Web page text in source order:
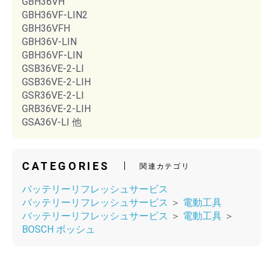
GBH36VF-LIN2
GBH36VFH
GBH36V-LIN
GBH36VF-LIN
GSB36VE-2-LI
GSB36VE-2-LIH
GSR36VE-2-LI
GRB36VE-2-LIH
GSA36V-LI 他
CATEGORIES 関連カテゴリ
バッテリーリフレッシュサービス
バッテリーリフレッシュサービス ＞ 電動工具
バッテリーリフレッシュサービス ＞ 電動工具 ＞
BOSCH ボッシュ